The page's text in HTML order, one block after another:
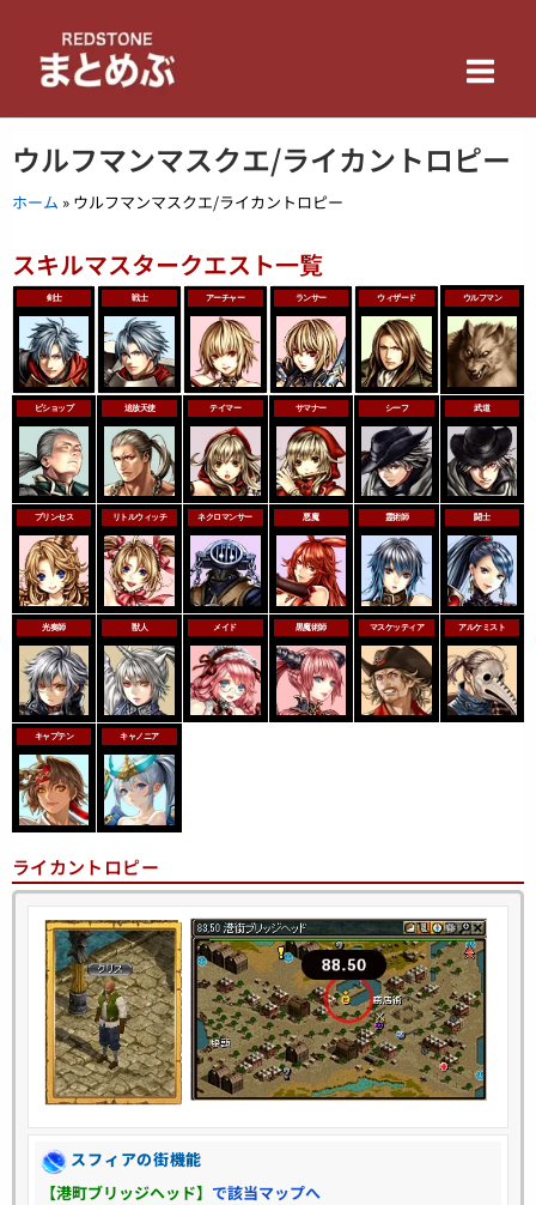
キ
ッウルフマンマスクエ/ライカントロピー
ホーム » ウルフマンマスクエ/ライカントロピー
スキルマスタークエスト一覧
剣士 戦士 アーチャー ランサー ウィザード ウルフマン
ビショップ 追放天使 テイマー サマナー シーフ 武道
プリンセス リトルウィッチ ネクロマンサー 悪魔 霊術師 闘士
光奏師 獣人 メイド 黒魔術師 マスケッティア アルケミスト
キャプテン キャノニア
ライカントロピー
スフィアの街機能
【港町ブリッジヘッド】 で該当マップへ